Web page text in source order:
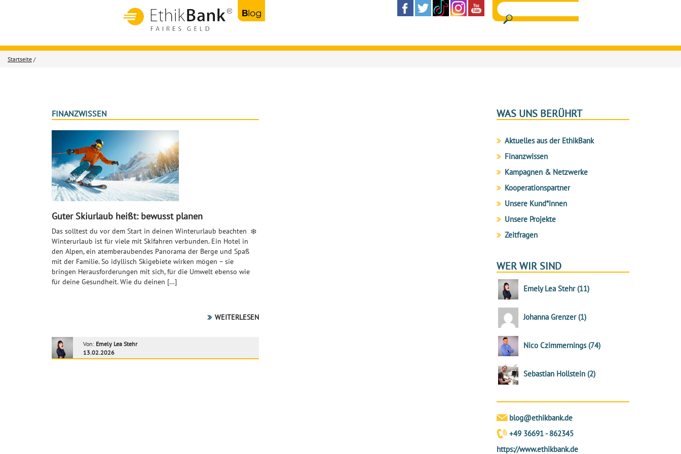
Startseite /
FINANZWISSEN
Guter Skiurlaub heißt: bewusst planen
Das solltest du vor dem Start in deinen Winterurlaub beachten ❄️
Winterurlaub ist für viele mit Skifahren verbunden. Ein Hotel in
den Alpen, ein atemberaubendes Panorama der Berge und Spaß
mit der Familie. So idyllisch Skigebiete wirken mögen – sie
bringen Herausforderungen mit sich, für die Umwelt ebenso wie
für deine Gesundheit. Wie du deinen […]
WEITERLESEN
Von: Emely Lea Stehr
13.02.2026
WAS UNS BERÜHRT
Aktuelles aus der EthikBank
Finanzwissen
Kampagnen & Netzwerke
Kooperationspartner
Unsere Kund*innen
Unsere Projekte
Zeitfragen
WER WIR SIND
Emely Lea Stehr (11)
Johanna Grenzer (1)
Nico Czimmernings (74)
Sebastian Hollstein (2)
blog@ethikbank.de
+49 36691 - 862345
https://www.ethikbank.de